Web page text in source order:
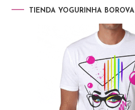
TIENDA YOGURINHA BOROVA